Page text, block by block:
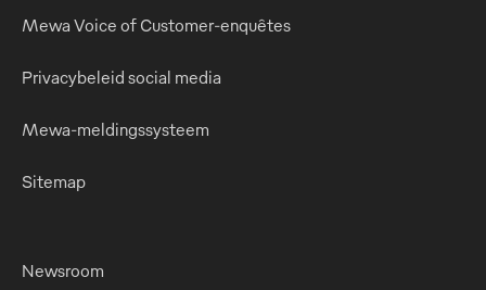
Mewa Voice of Customer-enquêtes
Privacybeleid social media
Mewa-meldingssysteem
Sitemap
Newsroom